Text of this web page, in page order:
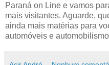
Paraná on Line e vamos
mais visitantes. Aguarde,
ainda mais matérias para
automóveis e